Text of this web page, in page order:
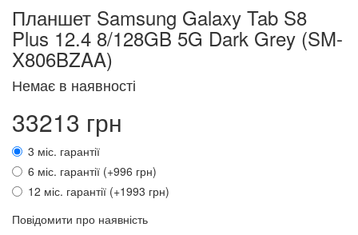
Планшет Samsung Galaxy Tab S8
Plus 12.4 8/128GB 5G Dark Grey (SM-
X806BZAA)
Немає в наявності
33213 грн
3 міс. гарантії
6 міс. гарантії (+996 грн)
12 міс. гарантії (+1993 грн)
Повідомити про наявність